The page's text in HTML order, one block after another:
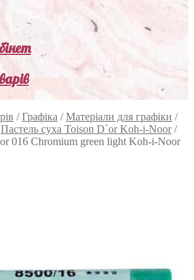
/Графіка /Матеріали для графіки /
Пастель суха Toison D`or Koh-i-Noor/
016 Chromium green light Koh-i-Noor